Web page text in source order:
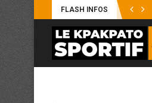
FLASH INFOS